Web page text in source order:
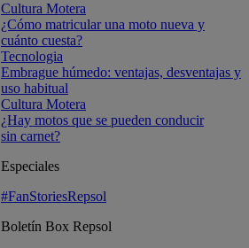
Cultura Motera
¿Cómo matricular una moto nueva y
cuánto cuesta?
Tecnologia
Embrague húmedo: ventajas, desventajas y
uso habitual
Cultura Motera
¿Hay motos que se pueden conducir
sin carnet?
Especiales
#FanStoriesRepsol
Boletín Box Repsol